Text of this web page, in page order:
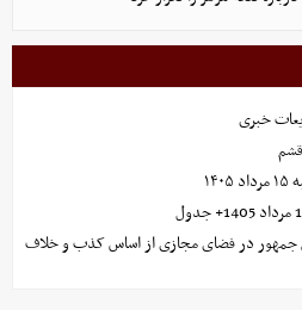
خبری
جمهور در فضای مجازی از اساس کذب و خلاف